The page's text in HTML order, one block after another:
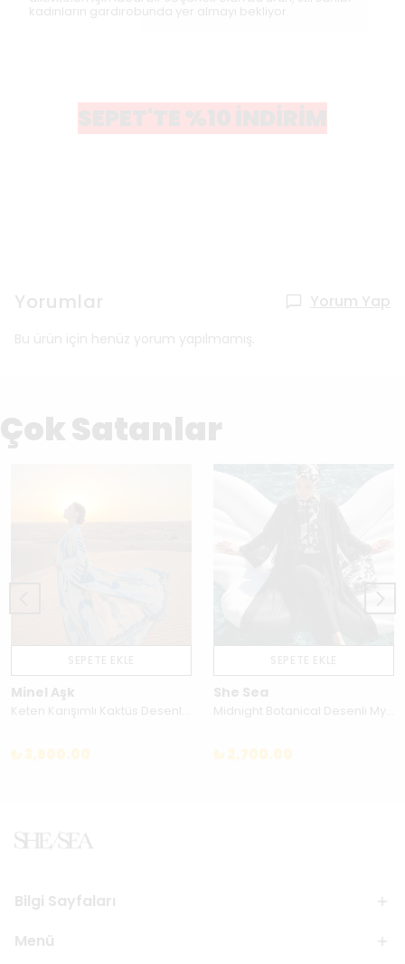
kadınların gardırobunda yer almayı bekliyor.
SEPET'TE %10 İNDİRİM
Yorumlar Yorum Yap
Bu ürün için henüz yorum yapılmamış.
Çok Satanlar
Minel Aşk
₺ 3,600.00
She Sea
₺ 2,700.00
Bilgi Sayfaları
Menü